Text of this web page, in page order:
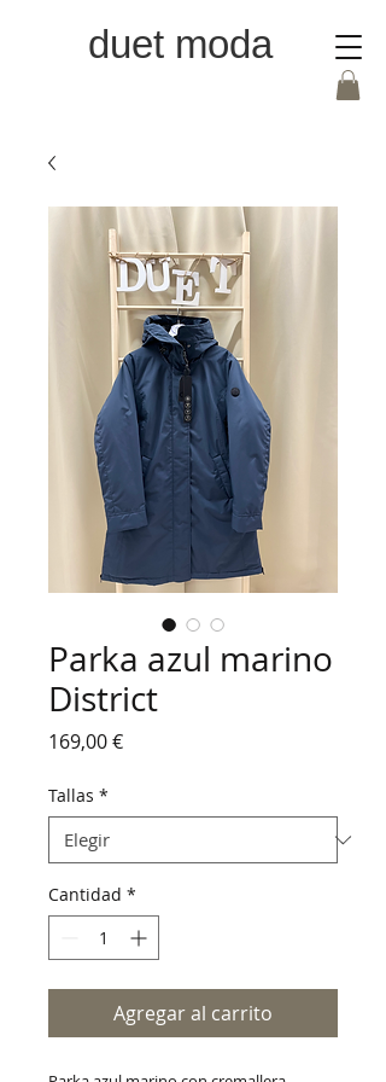
duet moda
Parka azul marino
District
169,00 €Precio
Tallas *
Cantidad *
Agregar al carrito